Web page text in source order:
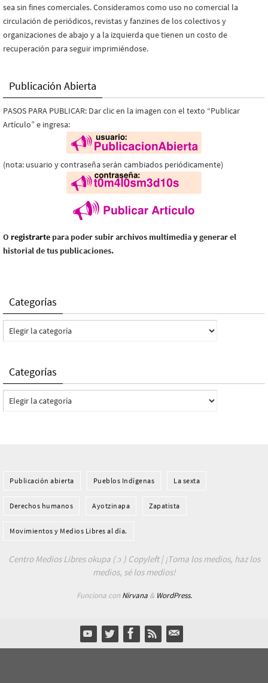
sea sin fines comerciales. Consideramos como uso no comercial la
circulación de periódicos, revistas y fanzines de los colectivos y
organizaciones de abajo y a la izquierda que tienen un costo de
recuperación para seguir imprimiéndose.
Publicación Abierta
PASOS PARA PUBLICAR: Dar clic en la imagen con el texto “Publicar
Artículo” e ingresa:
(nota: usuario y contraseña serán cambiados periódicamente)
O registrarte para poder subir archivos multimedia y generar el
historial de tus publicaciones.
Categorías
Categorías
Categorías
Categorías
Publicación abierta Pueblos Indí­genas La sexta
Derechos humanos Ayotzinapa Zapatista
Movimientos y Medios Libres al día.
Centro Medios Libres okupa ( ɔ ) Copyleft | ¡Toma los medios, haz los
medios, sé los medios!
Funciona con Nirvana& WordPress.